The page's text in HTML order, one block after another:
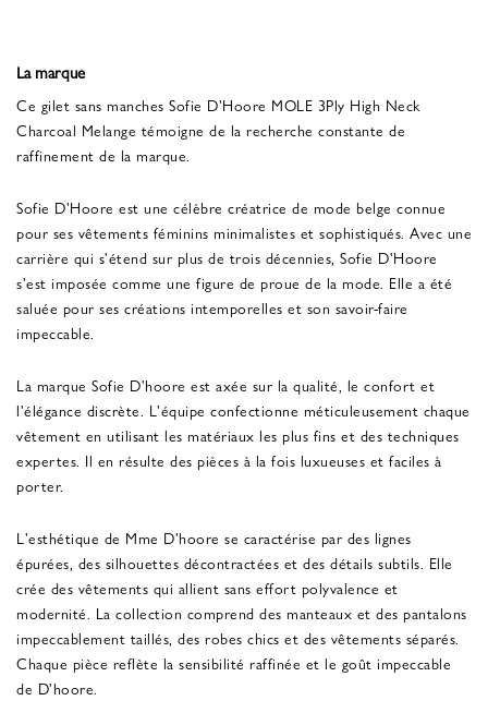
La marque
Ce gilet sans manches Sofie D'Hoore MOLE 3Ply High Neck
Charcoal Melange témoigne de la recherche constante de
raffinement de la marque.
Sofie D'Hoore est une célèbre créatrice de mode belge connue
pour ses vêtements féminins minimalistes et sophistiqués. Avec une
carrière qui s'étend sur plus de trois décennies, Sofie D'Hoore
s'est imposée comme une figure de proue de la mode. Elle a été
saluée pour ses créations intemporelles et son savoir-faire
impeccable.
La marque Sofie D'hoore est axée sur la qualité, le confort et
l'élégance discrète. L'équipe confectionne méticuleusement chaque
vêtement en utilisant les matériaux les plus fins et des techniques
expertes. Il en résulte des pièces à la fois luxueuses et faciles à
porter.
L'esthétique de Mme D'hoore se caractérise par des lignes
épurées, des silhouettes décontractées et des détails subtils. Elle
crée des vêtements qui allient sans effort polyvalence et
modernité. La collection comprend des manteaux et des pantalons
impeccablement taillés, des robes chics et des vêtements séparés.
Chaque pièce reflète la sensibilité raffinée et le goût impeccable
de D'hoore.